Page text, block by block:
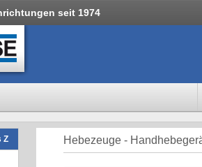
seit 1974
Z
Hebezeuge -